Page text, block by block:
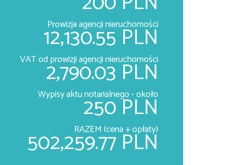
Prowizja agencji nieruchomości
12,130.55 PLN
VAT od prowizji agencji nieruchomości
2,790.03 PLN
Wypisy aktu notarialnego - około
250 PLN
RAZEM (cena + opłaty)
502,259.77 PLN